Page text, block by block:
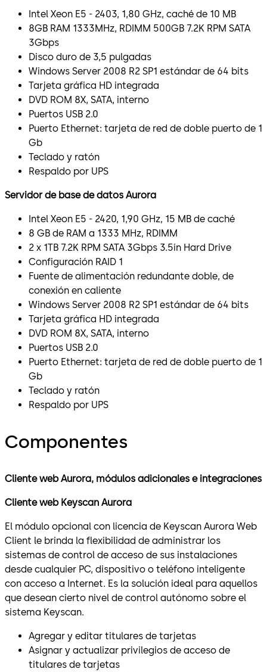
Intel Xeon E5 - 2403, 1,80 GHz, caché de 10 MB
8GB RAM 1333MHz, RDIMM 500GB 7.2K RPM SATA
3Gbps
Disco duro de 3,5 pulgadas
Windows Server 2008 R2 SP1 estándar de 64 bits
Tarjeta gráfica HD integrada
DVD ROM 8X, SATA, interno
Puertos USB 2.0
Puerto Ethernet: tarjeta de red de doble puerto de 1
Gb
Teclado y ratón
Respaldo por UPS
Servidor de base de datos Aurora
Intel Xeon E5 - 2420, 1,90 GHz, 15 MB de caché
8 GB de RAM a 1333 MHz, RDIMM
2 x 1TB 7.2K RPM SATA 3Gbps 3.5in Hard Drive
Configuración RAID 1
Fuente de alimentación redundante doble, de
conexión en caliente
Windows Server 2008 R2 SP1 estándar de 64 bits
Tarjeta gráfica HD integrada
DVD ROM 8X, SATA, interno
Puertos USB 2.0
Puerto Ethernet: tarjeta de red de doble puerto de 1
Gb
Teclado y ratón
Respaldo por UPS
Componentes
Cliente web Aurora, módulos adicionales e integraciones
Cliente web Keyscan Aurora
El módulo opcional con licencia de Keyscan Aurora Web
Client le brinda la flexibilidad de administrar los
sistemas de control de acceso de sus instalaciones
desde cualquier PC, dispositivo o teléfono inteligente
con acceso a Internet. Es la solución ideal para aquellos
que desean cierto nivel de control autónomo sobre el
sistema Keyscan.
Agregar y editar titulares de tarjetas
Asignar y actualizar privilegios de acceso de
titulares de tarjetas